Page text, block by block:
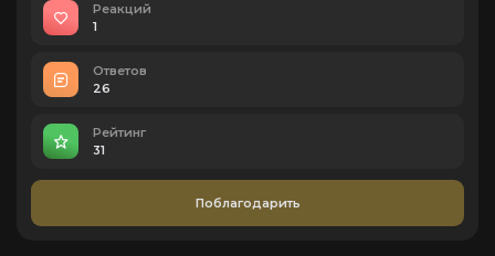
Реакций
1
Ответов
26
Рейтинг
31
Поблагодарить